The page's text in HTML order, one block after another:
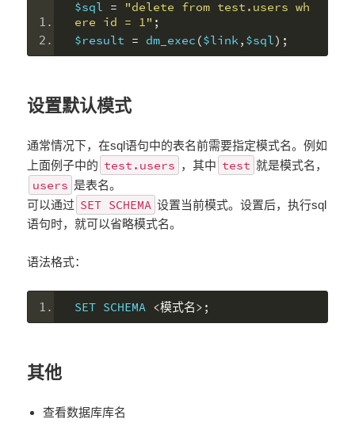
$sql =
"delete from test.users wh
ere id = 1" ;
$result = dm_exec ($link, $sql);
设置默认模式
通常情况下，在sql语句中的表名前需要指定模式名。例如
上面例子中的 test.users ，其中 test 就是模式名，
users 是表名。
可以通过 SET SCHEMA 设置当前模式。设置后，执行sql
语句时，就可以省略模式名。
语法格式：
SET SCHEMA <模式名>;
其他
查看数据库库名